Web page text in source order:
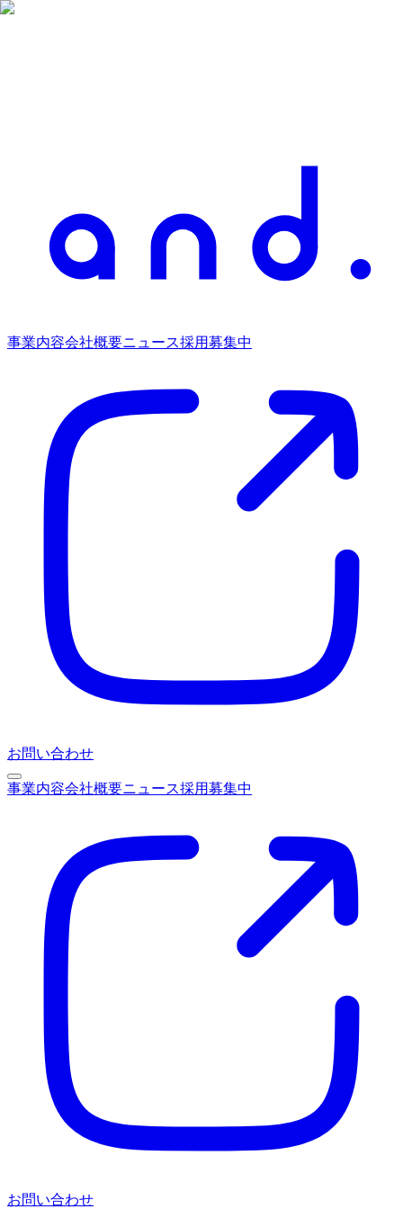
事業内容会社概要ニュース採用募集中
お問い合わせ
事業内容会社概要ニュース採用募集中
お問い合わせ